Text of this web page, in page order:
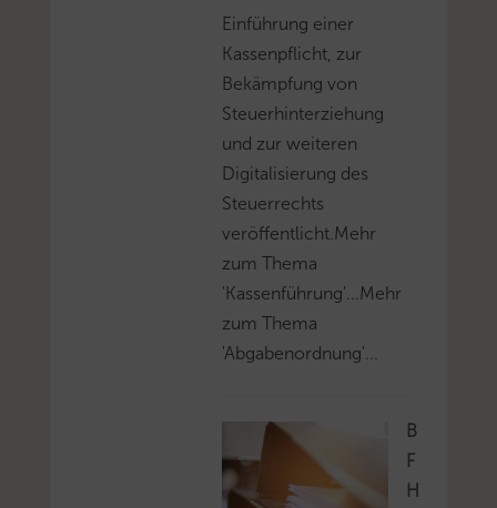
Einführung einer
Kassenpflicht, zur
Bekämpfung von
Steuerhinterziehung
und zur weiteren
Digitalisierung des
Steuerrechts
veröffentlicht.Mehr
zum Thema
'Kassenführung'...Mehr
zum Thema
'Abgabenordnung'...
B
F
H